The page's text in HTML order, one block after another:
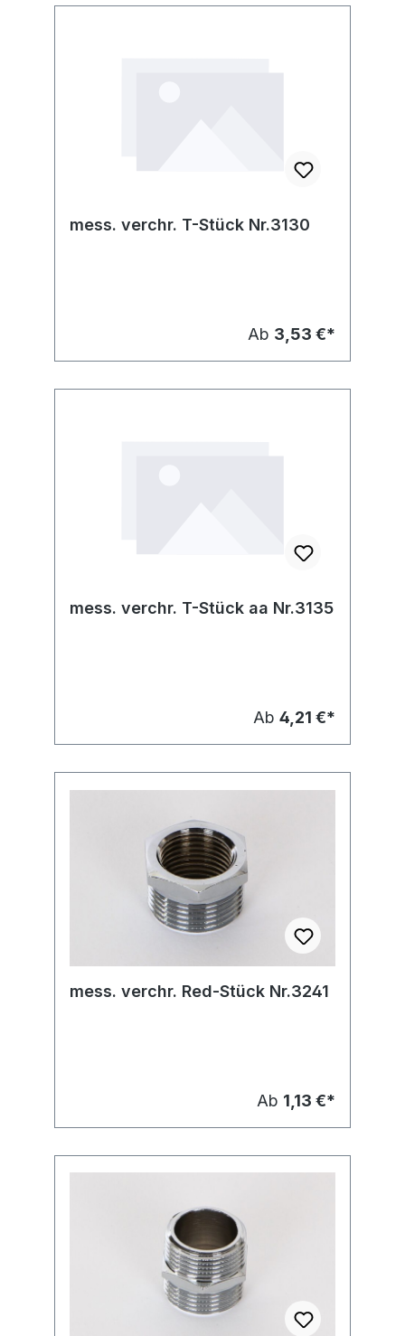
mess. verchr. T-Stück Nr.3130
Ab 3,53 €*
mess. verchr. T-Stück aa Nr.3135
Ab 4,21 €*
mess. verchr. Red-Stück Nr.3241
Ab 1,13 €*